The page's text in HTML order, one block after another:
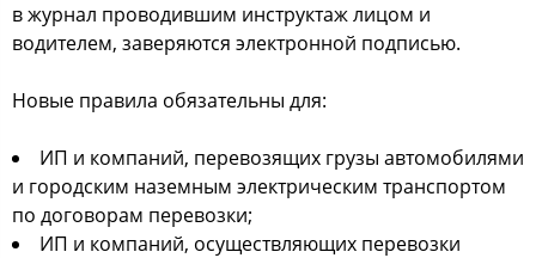
в журнал проводившим инструктаж лицом и
водителем, заверяются электронной подписью.
Новые правила обязательны для:
ИП и компаний, перевозящих грузы автомобилями
и городским наземным электрическим транспортом
по договорам перевозки;
ИП и компаний, осуществляющих перевозки